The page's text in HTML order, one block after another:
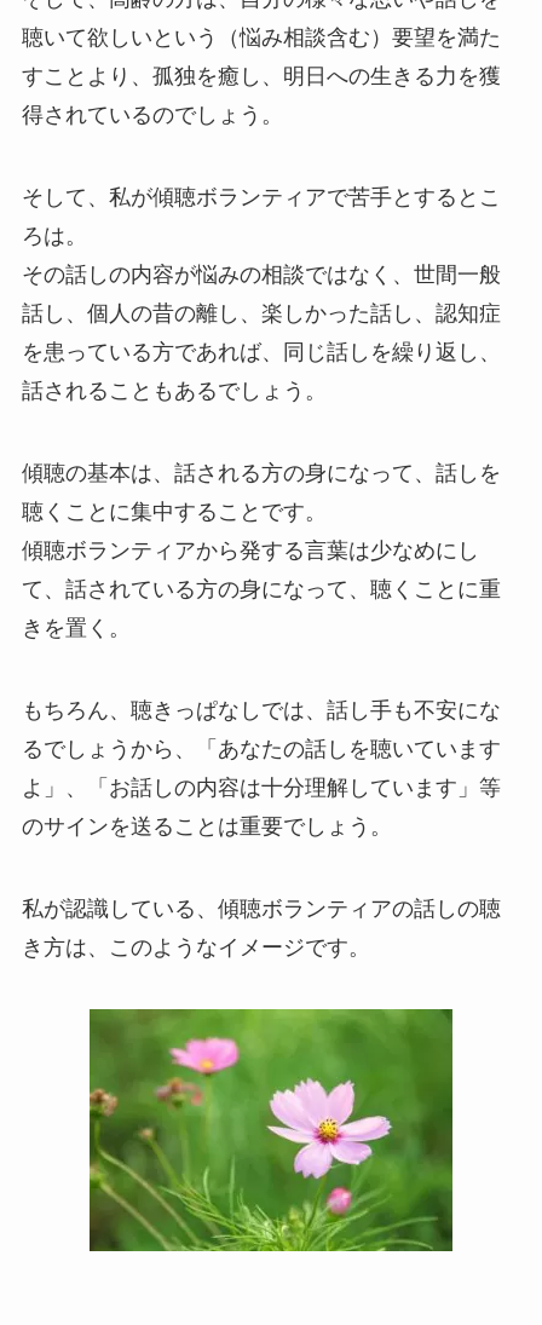
聴いて欲しいという（悩み相談含む）要望を満た
すことより、孤独を癒し、明日への生きる力を獲
得されているのでしょう。
そして、私が傾聴ボランティアで苦手とするとこ
ろは。
その話しの内容が悩みの相談ではなく、世間一般
話し、個人の昔の離し、楽しかった話し、認知症
を患っている方であれば、同じ話しを繰り返し、
話されることもあるでしょう。
傾聴の基本は、話される方の身になって、話しを
聴くことに集中することです。
傾聴ボランティアから発する言葉は少なめにし
て、話されている方の身になって、聴くことに重
きを置く。
もちろん、聴きっぱなしでは、話し手も不安にな
るでしょうから、「あなたの話しを聴いています
よ」、「お話しの内容は十分理解しています」等
のサインを送ることは重要でしょう。
私が認識している、傾聴ボランティアの話しの聴
き方は、このようなイメージです。